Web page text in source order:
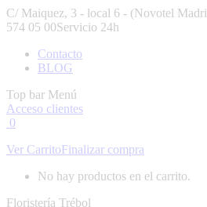
Saltar
al
C/ Maiquez, 3 - local 6 - (Novotel
574 05 00Servicio 24h
page
opens
new
window
page
opens
new
window
Contacto
BLOG
Top bar Menú
Acceso clientes
0
Ver CarritoFinalizar compra
No hay productos en el carrito.
Floristería Trébol